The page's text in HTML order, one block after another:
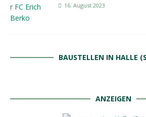
16. August 2023
BAUSTELLEN IN HALLE
ANZEIGEN